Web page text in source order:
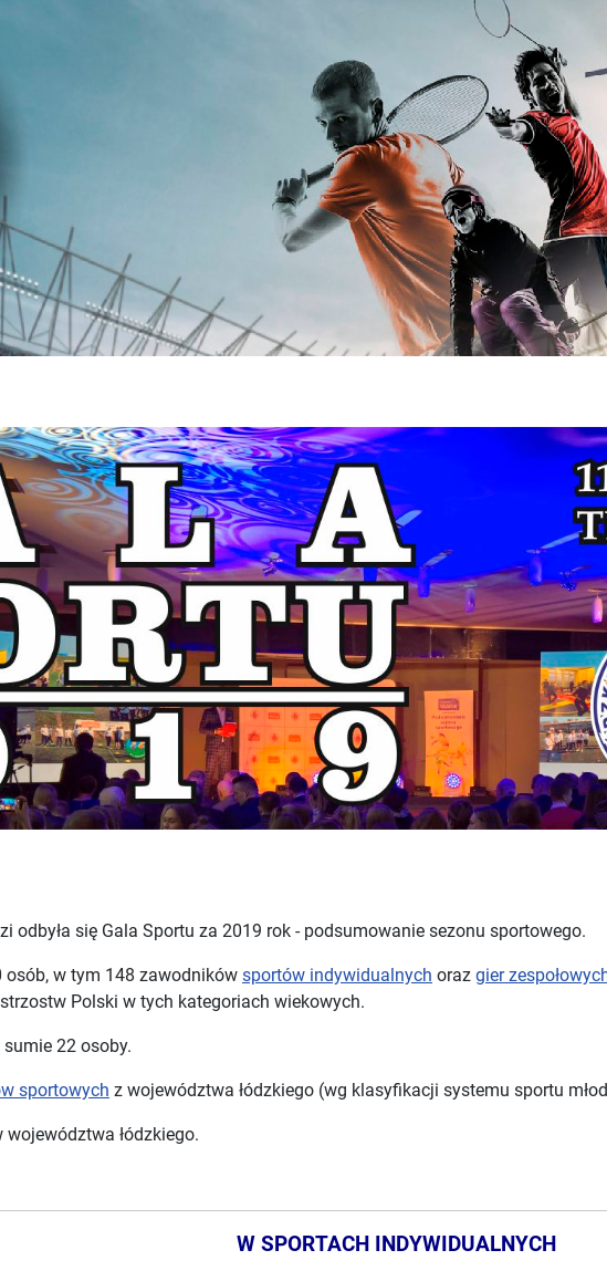
odbyła się Gala Sportu za 2019 rok - podsumowanie sezonu sportowego.
osób, w tym 148 zawodników sportów indywidualnych oraz gier
Polski w tych kategoriach wiekowych.
sumie 22 osoby.
sportowych z województwa łódzkiego (wg klasyfikacji systemu sportu
łódzkiego.
W SPORTACH INDYWIDUALNYCH